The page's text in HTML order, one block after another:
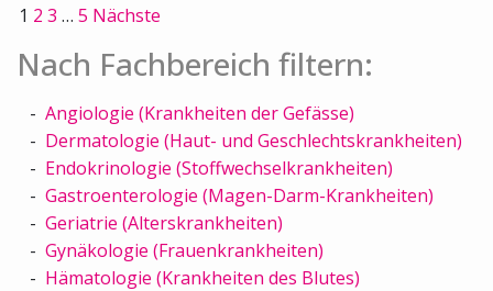
1 2 3 … 5 Nächste
Nach Fachbereich filtern:
Angiologie (Krankheiten der Gefässe)
Dermatologie (Haut- und Geschlechtskrankheiten)
Endokrinologie (Stoffwechselkrankheiten)
Gastroenterologie (Magen-Darm-Krankheiten)
Geriatrie (Alterskrankheiten)
Gynäkologie (Frauenkrankheiten)
Hämatologie (Krankheiten des Blutes)